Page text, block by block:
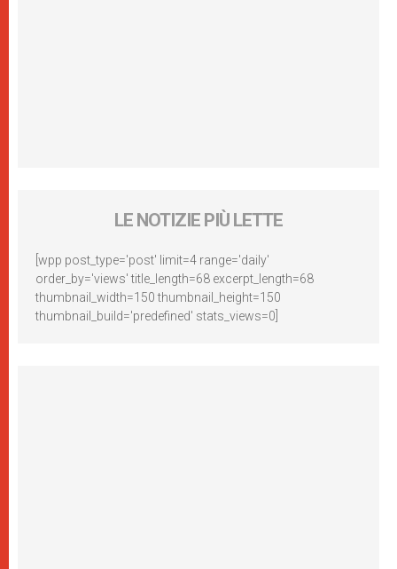
LE NOTIZIE PIÙ LETTE
[wpp post_type='post' limit=4 range='daily'
order_by='views' title_length=68 excerpt_length=68
thumbnail_width=150 thumbnail_height=150
thumbnail_build='predefined' stats_views=0]